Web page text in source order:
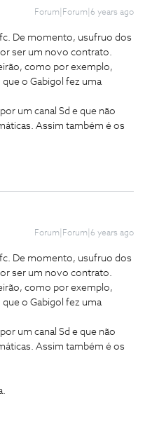
Forum|Forum|6 years ago
De momento, usufruo dos
ser um novo contrato.
como por exemplo,
o Gabigol fez uma
um canal Sd e que não
Assim também é os
Forum|Forum|6 years ago
De momento, usufruo dos
ser um novo contrato.
como por exemplo,
o Gabigol fez uma
um canal Sd e que não
Assim também é os